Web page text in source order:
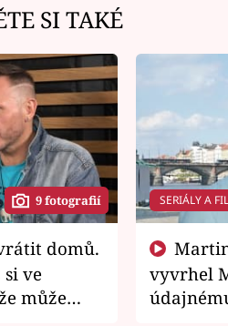
SI TAKÉ
9 fotografií
ve
může
SERIÁLY A
vyvrhel